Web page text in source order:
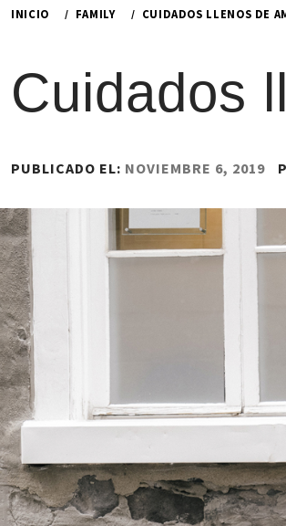
INICIO FAMILY CUIDADOS LLENOS DE
Cuidados
PUBLICADO EL: NOVIEMBRE 6, 2019